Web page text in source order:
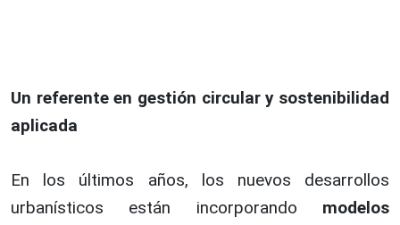
Un referente en gestión circular y sostenibilidad
aplicada
En los últimos años, los nuevos desarrollos
urbanísticos están incorporando modelos